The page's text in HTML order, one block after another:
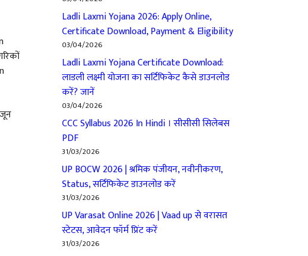
Ladli Laxmi Yojana 2026: Apply Online,
Certificate Download, Payment & Eligibility
03/04/2026
Ladli Laxmi Yojana Certificate Download:
लाडली लक्ष्मी योजना का सर्टिफिकेट कैसे डाउनलोड
करें? जानें
03/04/2026
CCC Syllabus 2026 In Hindi । सीसीसी सिलेबस
PDF
31/03/2026
UP BOCW 2026 | श्रमिक पंजीयन, नवीनीकरण,
Status, सर्टिफिकेट डाउनलोड करें
31/03/2026
UP Varasat Online 2026 | Vaad up से वरासत
स्टेटस, आवेदन फॉर्म प्रिंट करें
31/03/2026